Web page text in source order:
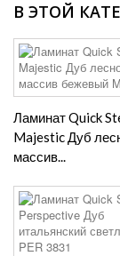
В ЭТОЙ
Ламинат Quick
Majestic Дуб
массив...